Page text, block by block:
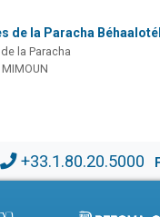
de la Paracha
la Paracha
+33.1.80.20.5000